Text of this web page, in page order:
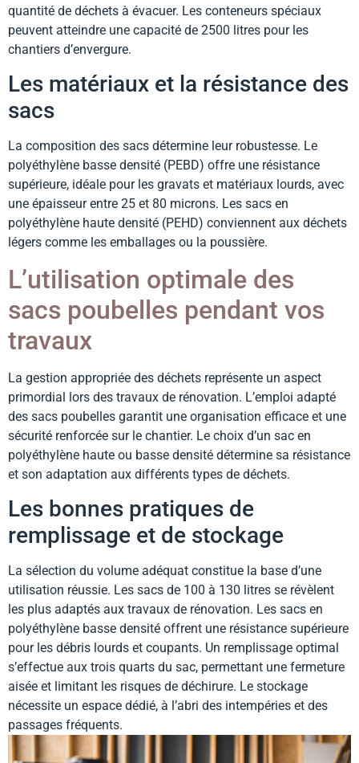
quantité de déchets à évacuer. Les conteneurs spéciaux
peuvent atteindre une capacité de 2500 litres pour les
chantiers d’envergure.
Les matériaux et la résistance des
sacs
La composition des sacs détermine leur robustesse. Le
polyéthylène basse densité (PEBD) offre une résistance
supérieure, idéale pour les gravats et matériaux lourds, avec
une épaisseur entre 25 et 80 microns. Les sacs en
polyéthylène haute densité (PEHD) conviennent aux déchets
légers comme les emballages ou la poussière.
L’utilisation optimale des
sacs poubelles pendant vos
travaux
La gestion appropriée des déchets représente un aspect
primordial lors des travaux de rénovation. L’emploi adapté
des sacs poubelles garantit une organisation efficace et une
sécurité renforcée sur le chantier. Le choix d’un sac en
polyéthylène haute ou basse densité détermine sa résistance
et son adaptation aux différents types de déchets.
Les bonnes pratiques de
remplissage et de stockage
La sélection du volume adéquat constitue la base d’une
utilisation réussie. Les sacs de 100 à 130 litres se révèlent
les plus adaptés aux travaux de rénovation. Les sacs en
polyéthylène basse densité offrent une résistance supérieure
pour les débris lourds et coupants. Un remplissage optimal
s’effectue aux trois quarts du sac, permettant une fermeture
aisée et limitant les risques de déchirure. Le stockage
nécessite un espace dédié, à l’abri des intempéries et des
passages fréquents.